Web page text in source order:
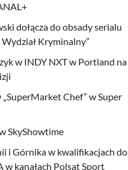
dołącza do obsady serialu
Kryminalny”
w INDY NXT w Portland na
Chef” w Super
SkyShowtime
i Górnika w kwalifikacjach do
w kanałach Polsat Sport